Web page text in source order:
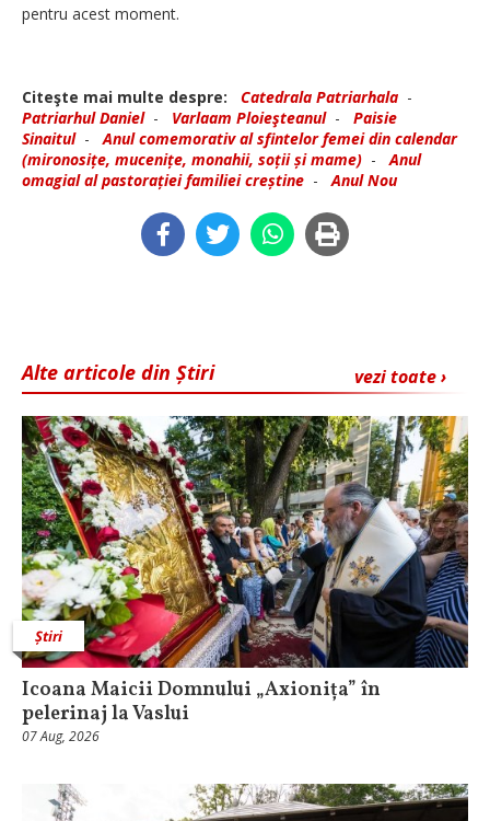
pentru acest moment.
Citeşte mai multe despre: Catedrala Patriarhala -
Patriarhul Daniel- Varlaam Ploieşteanul- Paisie
Sinaitul-Anul comemorativ al sfintelor femei din calendar
(mironosițe, mucenițe, monahii, soții și mame) -Anul
omagial al pastorației familiei creștine -Anul Nou
vezi toate ›
Alte articole din Știri
Știri
Icoana Maicii Domnului „Axionița” în
pelerinaj la Vaslui
07 Aug, 2026